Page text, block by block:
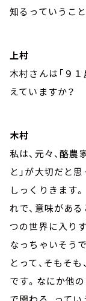
知るっていうこ
上村
木村さんは「９
えていますか？
木村
私は、元々、酪農
と」が大切だと思
しっくりきます
れで、意味があ
つの世界に入り
なっちゃいそうで
とって、そもそ
です。なにか他